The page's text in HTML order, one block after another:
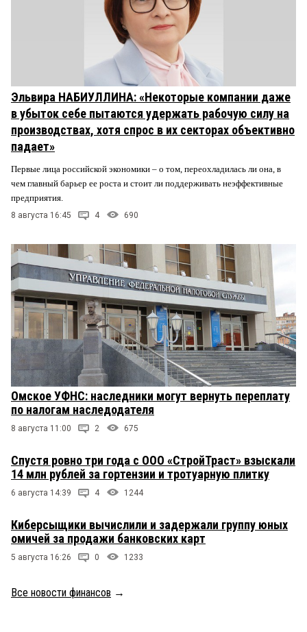
Эльвира НАБИУЛЛИНА: «Некоторые компании даже
в убыток себе пытаются удержать рабочую силу на
производствах, хотя спрос в их секторах объективно
падает»
Первые лица российской экономики – о том, переохладилась ли она, в
чем главный барьер ее роста и стоит ли поддерживать неэффективные
предприятия.
8 августа 16:45 4 690
Омское УФНС: наследники могут вернуть переплату
по налогам наследодателя
8 августа 11:00 2 675
Спустя ровно три года с ООО «СтройТраст» взыскали
14 млн рублей за гортензии и тротуарную плитку
6 августа 14:39 4 1244
Киберсыщики вычислили и задержали группу юных
омичей за продажи банковских карт
5 августа 16:26 0 1233
Все новости финансов →